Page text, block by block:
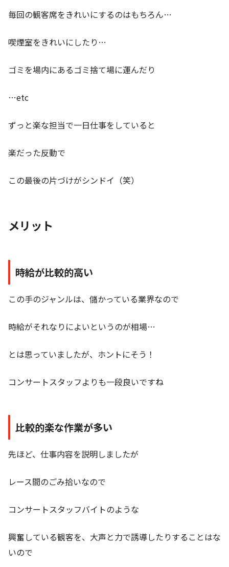
毎回の観客席をきれいにするのはもちろん…
喫煙室をきれいにしたり…
ゴミを場内にあるゴミ捨て場に運んだり
…etc
ずっと楽な担当で一日仕事をしていると
楽だった反動で
この最後の片づけがシンドイ（笑）
メリット
時給が比較的高い
この手のジャンルは、儲かっている業界なので
時給がそれなりによいというのが相場…
とは思っていましたが、ホントにそう！
コンサートスタッフよりも一段良いですね
比較的楽な作業が多い
先ほど、仕事内容を説明しましたが
レース間のごみ拾いなので
コンサートスタッフバイトのような
興奮している観客を、大声と力で誘導したりすることはな
いので